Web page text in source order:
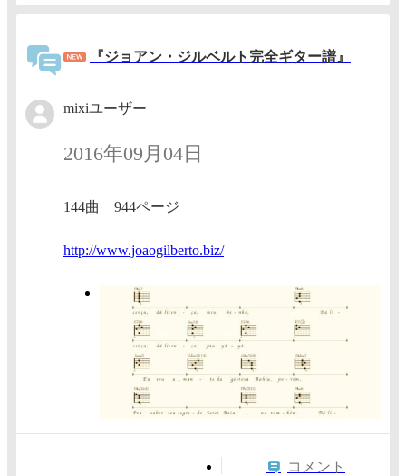
『ジョアン・ジルベルト完全ギター譜』
mixiユーザー
2016年09月04日
144曲 944ページ
http://www.joaogilberto.biz/
コメント